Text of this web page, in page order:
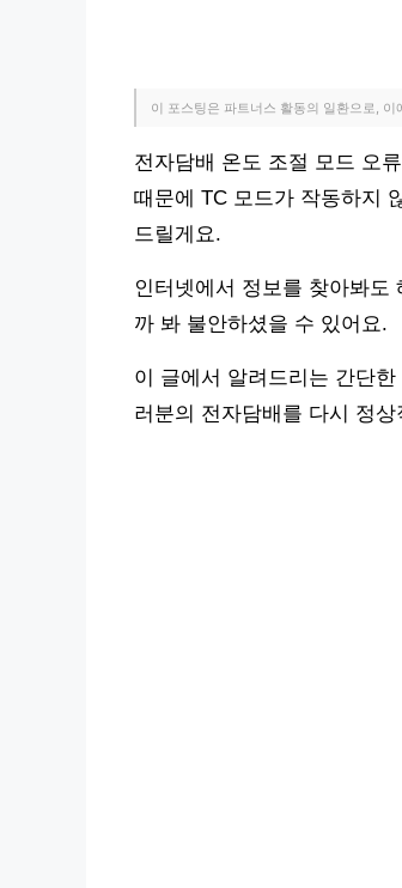
이 포스팅은 파트너스 활동의 일환으로,
전자담배 온도 조절 모드 오
때문에 TC 모드가 작동하지
드릴게요.
인터넷에서 정보를 찾아봐도
까 봐 불안하셨을 수 있어요.
이 글에서 알려드리는 간단
러분의 전자담배를 다시 정